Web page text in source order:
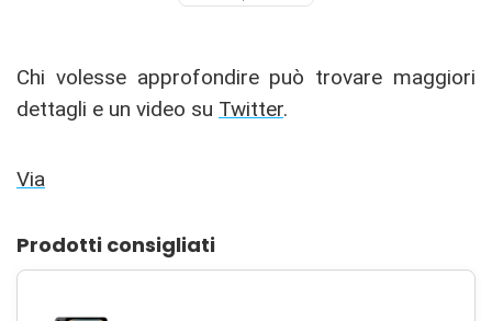
Chi volesse approfondire può trovare maggiori
dettagli e un video su Twitter.
Via
Prodotti consigliati